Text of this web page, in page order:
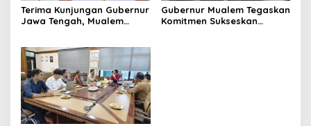
Terima Kunjungan Gubernur
Jawa Tengah, Mualem
Gubernur Mualem Tegaskan
Komitmen Sukseskan